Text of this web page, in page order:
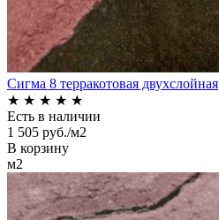
Сигма 8 терракотовая двухслойная
★ ★ ★ ★ ★
Есть в наличии
1 505 руб./м2
В корзину
м2